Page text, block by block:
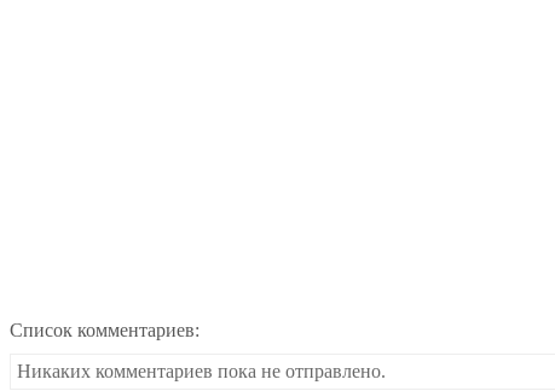
Список комментариев:
Никаких комментариев пока не отправлено.